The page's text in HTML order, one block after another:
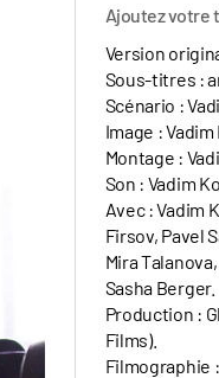
Ajoutez votre
Version
Sous-titres :
Scénario :
Image :
Montage :
Son : Vadim
Avec : Vadim
Firsov, Pavel
Mira
Sasha Berger.
Production :
Films).
Filmographie